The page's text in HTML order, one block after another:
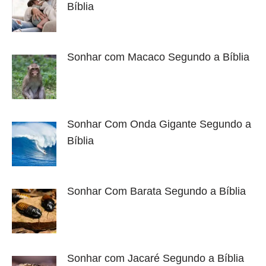
Bíblia
Sonhar com Macaco Segundo a Bíblia
Sonhar Com Onda Gigante Segundo a
Bíblia
Sonhar Com Barata Segundo a Bíblia
Sonhar com Jacaré Segundo a Bíblia